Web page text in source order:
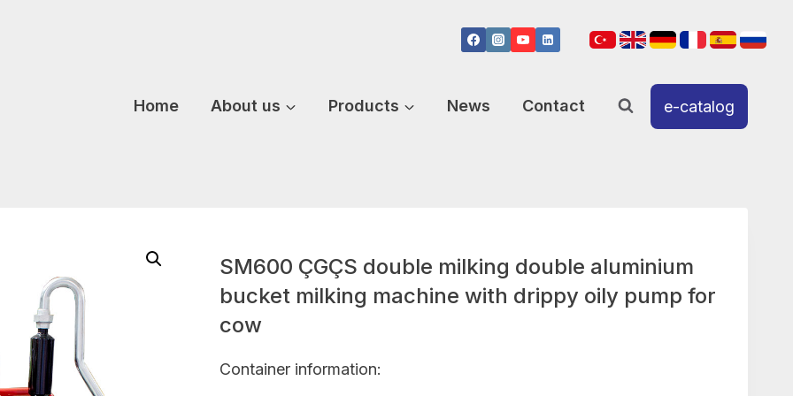
Home About us Products News Contact e-catalog
SM600 ÇGÇS double milking double aluminium
bucket milking machine with drippy oily pump for
cow
Container information: